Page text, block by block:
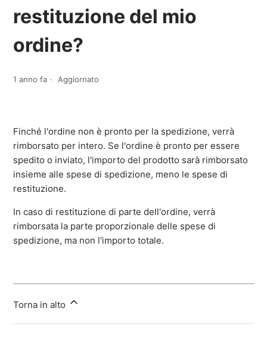
restituzione del mio
ordine?
1 anno fa Aggiornato
Finché l'ordine non è pronto per la spedizione, verrà
rimborsato per intero. Se l'ordine è pronto per essere
spedito o inviato, l'importo del prodotto sarà rimborsato
insieme alle spese di spedizione, meno le spese di
restituzione.
In caso di restituzione di parte dell'ordine, verrà
rimborsata la parte proporzionale delle spese di
spedizione, ma non l'importo totale.
Torna in alto